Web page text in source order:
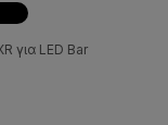
για LED Bar